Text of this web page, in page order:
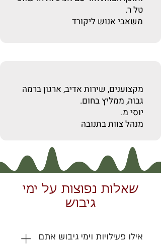
טל ר.
משאבי אנוש ליקורד
מקצוענים, שירות אדיב, ארגון ברמה
גבוה, ממליץ בחום.
יוסי מ.
מנהל צוות בתנובה
שאלות נפוצות על ימי
גיבוש
אילו פעילויות וימי גיבוש אתם